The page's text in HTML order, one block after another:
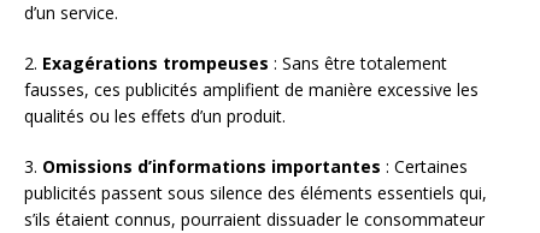
d’un service.
2. Exagérations trompeuses : Sans être totalement
fausses, ces publicités amplifient de manière excessive les
qualités ou les effets d’un produit.
3. Omissions d’informations importantes : Certaines
publicités passent sous silence des éléments essentiels qui,
s’ils étaient connus, pourraient dissuader le consommateur